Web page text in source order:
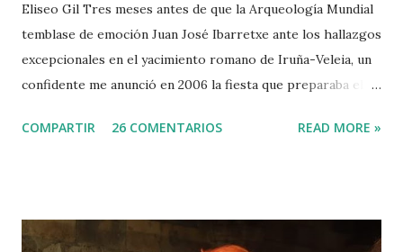
Eliseo Gil Tres meses antes de que la Arqueología Mundial
temblase de emoción Juan José Ibarretxe ante los hallazgos
excepcionales en el yacimiento romano de Iruña-Veleia, un
confidente me anunció en 2006 la fiesta que preparaba el
primer calvario de la Cristiandad (con un sonrojante RIP en
por un presunto maestro egipcio llegado desde el Nilo
COMPARTIR 26 COMENTARIOS READ MORE »